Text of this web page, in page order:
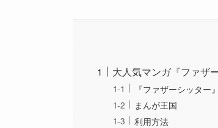
大人気マンガ『ファザ
『ファザーシッター
まんが王国
利用方法